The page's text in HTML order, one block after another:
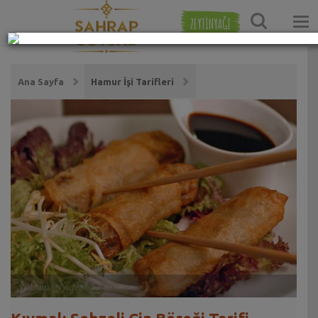
ZEYTİNYAĞI
Ana Sayfa Hamur İşi Tarifleri